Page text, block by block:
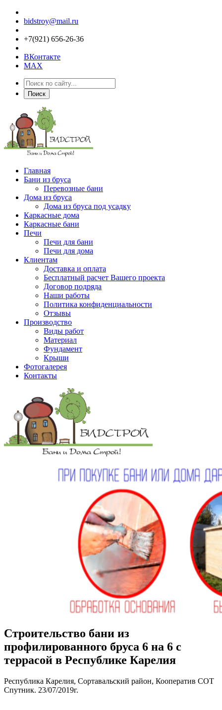
bidstroy@mail.ru
+7(921) 656-26-36
ВКонтакте
MAX
Поиск
Главная
Бани из бруса
Перевозные бани
Дома из бруса
Дома из бруса под усадку
Каркасные дома
Каркасные бани
Печи
Печи для бани
Печи для дома
Клиентам
Доставка и оплата
Бесплатный расчет Вашего проекта
Договор подряда
Наши работы
Политика конфиденциальности
Отзывы
Производство
Виды работ
Материал
Фундамент
Крыши
Фотогалерея
Контакты
Строительство бани из
профилированного бруса 6 на 6 с
террасой в Республике Карелия
Республика Карелия, Сортавальский район, Кооператив СОТ
Спутник. 23/07/2019г.